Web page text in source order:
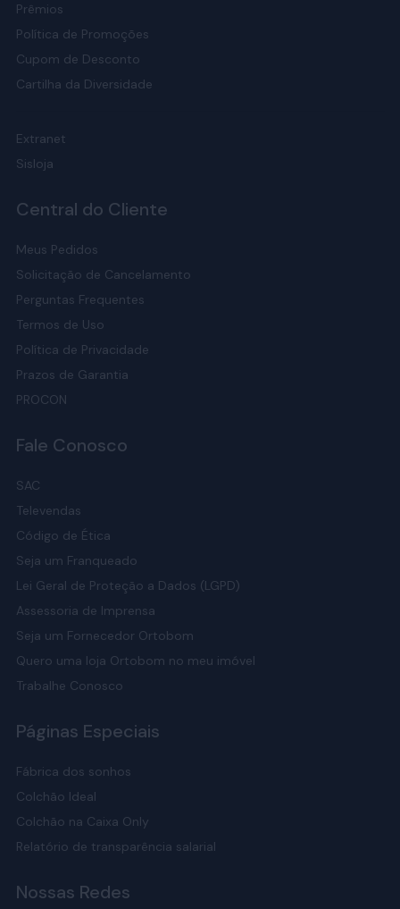
Prêmios
Política de Promoções
Cupom de Desconto
Cartilha da Diversidade
Extranet
Sisloja
Central do Cliente
Meus Pedidos
Solicitação de Cancelamento
Perguntas Frequentes
Termos de Uso
Política de Privacidade
Prazos de Garantia
PROCON
Fale Conosco
SAC
Televendas
Código de Ética
Seja um Franqueado
Lei Geral de Proteção a Dados (LGPD)
Assessoria de Imprensa
Seja um Fornecedor Ortobom
Quero uma loja Ortobom no meu imóvel
Trabalhe Conosco
Páginas Especiais
Fábrica dos sonhos
Colchão Ideal
Colchão na Caixa Only
Relatório de transparência salarial
Nossas Redes